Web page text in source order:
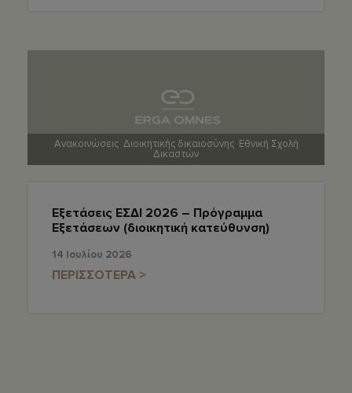
Ανακοινώσεις, Διοικητικής δικαιοσύνης, Εθνική Σχολή
Δικαστών
Εξετάσεις ΕΣΔΙ 2026 – Πρόγραμμα
Εξετάσεων (διοικητική κατεύθυνση)
14 Ιουλίου 2026
ΠΕΡΙΣΣΟΤΕΡΑ >